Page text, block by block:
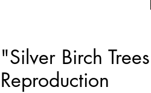
"Silver Birch
Reproduction